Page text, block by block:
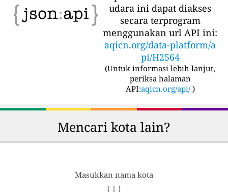
udara ini dapat diakses
secara terprogram
menggunakan url API ini:
aqicn.org/data-platform/a
pi/H2564
(Untuk informasi lebih lanjut,
periksa halaman
API:aqicn.org/api/ )
Mencari kota lain?
Masukkan nama kota
↓ ↓ ↓